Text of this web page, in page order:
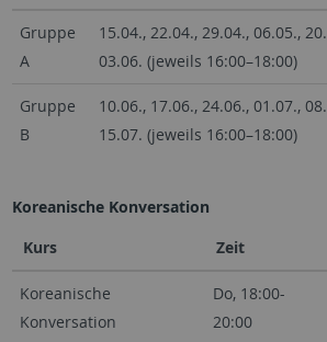
Gruppe
A
15.04., 22.04., 29.04., 06.05.,
03.06. (jeweils 16:00–18:00)
Gruppe
B
10.06., 17.06., 24.06., 01.07.,
15.07. (jeweils 16:00–18:00)
Koreanische Konversation
Kurs
Zeit
Koreanische
Konversation
Do, 18:00-
20:00